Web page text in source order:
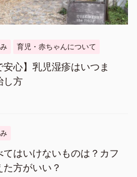
育児・赤ちゃんについて
安心】乳児湿疹はいつま
し方
てはいけないものは？カフ
た方がいい？